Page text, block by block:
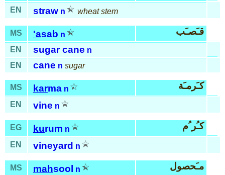
EN straw n wheat stem
MS 'asab n قـَصـَب
EN sugar cane n
EN
cane n sugar
MS karma n كـَرمـَة
EN vine n
EG kurum n كـُر ُم
EN vineyard n
MS mahsool n مـَحصول